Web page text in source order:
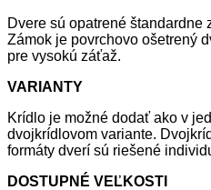
Dvere sú opatrené štandardne
Zámok je povrchovo ošetrený
pre vysokú záťaž.
VARIANTY
Krídlo je možné dodať ako v
dvojkrídlovom variante.
formáty dverí sú riešené
DOSTUPNÉ VEĽKOSTI